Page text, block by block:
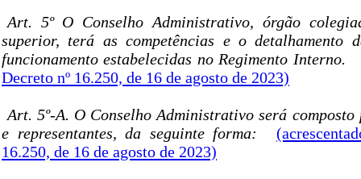
Art. 5º O Conselho Administrativo, órgão
superior, terá as competências e o detalhamento
funcionamento estabelecidas no Regimento Interno.
Decreto nº 16.250, de 16 de agosto de 2023)
Art. 5º-A. O Conselho Administrativo será composto
e representantes, da seguinte forma:
16.250, de 16 de agosto de 2023)